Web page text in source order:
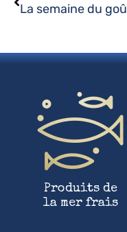
Produits de
la mer frais